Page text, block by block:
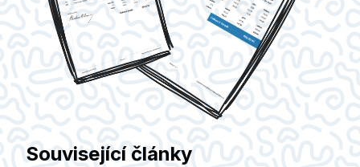
Související články